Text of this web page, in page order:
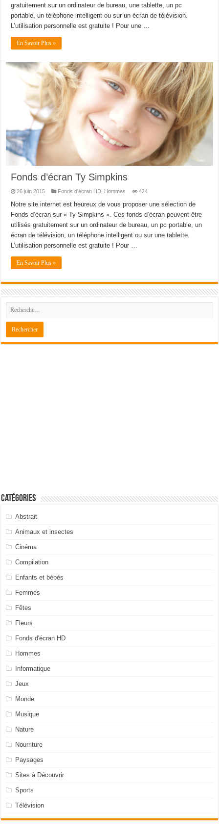
gratuitement sur un ordinateur de bureau, une tablette, un pc
portable, un téléphone intelligent ou sur un écran de télévision.
L’utilisation personnelle est gratuite ! Pour une …
En Savoir Plus »
Fonds d’écran Ty Simpkins
26 juin 2015 Fonds d'écran HD Hommes 424
Notre site internet est heureux de vous proposer une sélection de
Fonds d’écran sur « Ty Simpkins ». Ces fonds d’écran peuvent être
utilisés gratuitement sur un ordinateur de bureau, un pc portable, un
écran de télévision, un téléphone intelligent ou sur une tablette.
L’utilisation personnelle est gratuite ! Pour …
En Savoir Plus »
Catégories
Abstrait
Animaux et insectes
Cinéma
Compilation
Enfants et bébés
Femmes
Fêtes
Fleurs
Fonds d'écran HD
Hommes
Informatique
Jeux
Monde
Musique
Nature
Nourriture
Paysages
Sites à Découvrir
Sports
Télévision